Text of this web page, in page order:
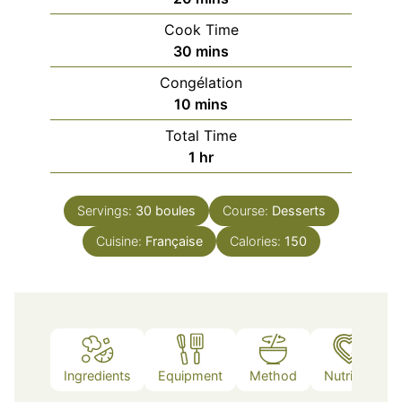
Cook Time
30 minutes
mins
Congélation
10 minutes
mins
Total Time
1 hour
hr
Servings: 30 boules Course: Desserts
Cuisine: Française Calories: 150
Ingredients Equipment Method Nutrition